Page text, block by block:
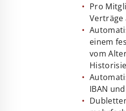
Pro
Verträge
einem
vom
IBAN